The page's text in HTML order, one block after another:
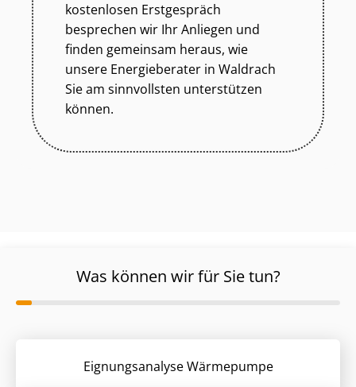
kostenlosen Erstgespräch
besprechen wir Ihr Anliegen und
finden gemeinsam heraus, wie
unsere Energieberater in Waldrach
Sie am sinnvollsten unterstützen
können.
Was können wir für Sie tun?
Eignungsanalyse Wärmepumpe